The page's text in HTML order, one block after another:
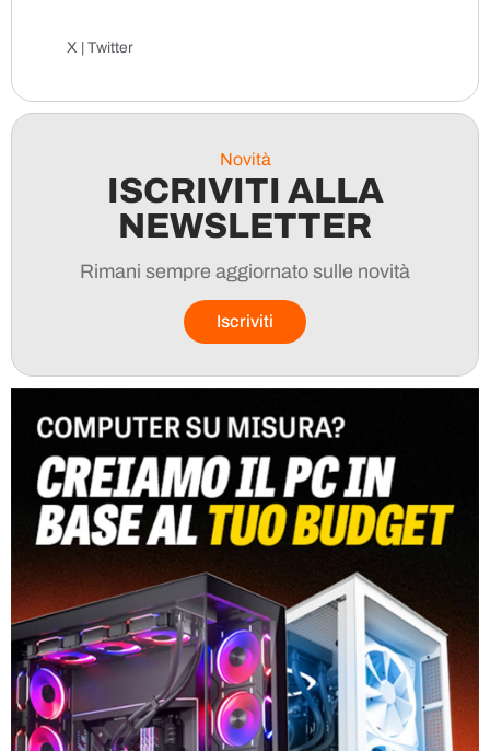
X | Twitter
Novità
ISCRIVITI ALLA
NEWSLETTER
Rimani sempre aggiornato sulle novità
Iscriviti